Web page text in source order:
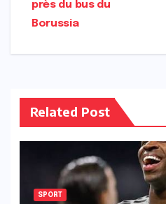
l’article
près du bus du
Borussia
Related Post
SPORT